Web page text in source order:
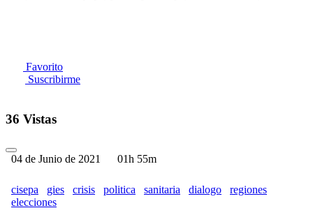
Favorito
Suscribirme
36 Vistas
04 de Junio de 2021 01h 55m
cisepa gies crisis politica sanitaria dialogo
regiones
elecciones